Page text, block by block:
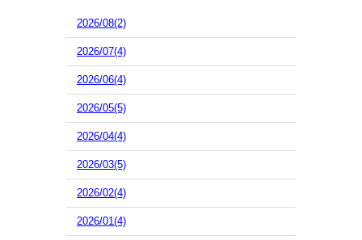
2026/08(2)
2026/07(4)
2026/06(4)
2026/05(5)
2026/04(4)
2026/03(5)
2026/02(4)
2026/01(4)